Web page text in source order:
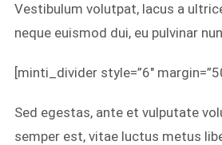
Vestibulum volutpat, lacus a
neque euismod dui, eu pulvinar
[minti_divider style=”6″
Sed egestas, ante et vulputate
semper est, vitae luctus metus